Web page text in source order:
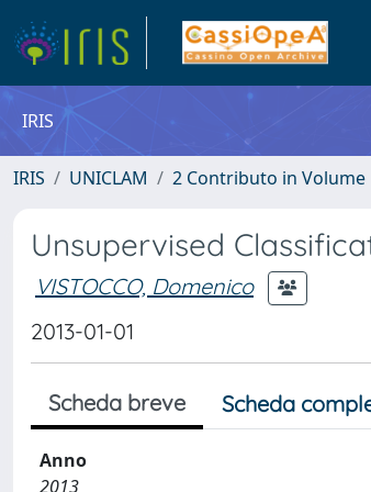
IRIS
IRIS UNICLAM 2 Contributo in Volume
Unsupervised
VISTOCCO, Domenico
2013-01-01
Scheda breve Scheda
Anno
2013